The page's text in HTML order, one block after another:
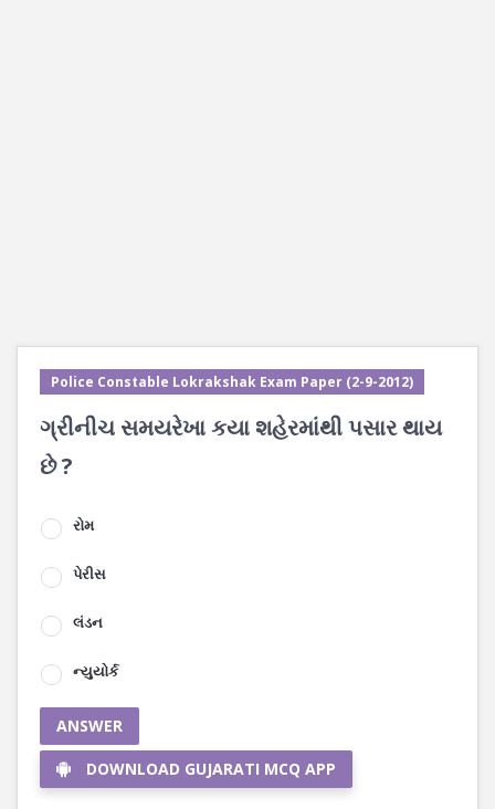
Police Constable Lokrakshak Exam Paper (2-9-2012)
ગ્રીનીચ સમયરેખા કયા શહેરમાંથી પસાર થાય
છે ?
રોમ
પેરીસ
લંડન
ન્યુયોર્ક
ANSWER
DOWNLOAD GUJARATI MCQ APP